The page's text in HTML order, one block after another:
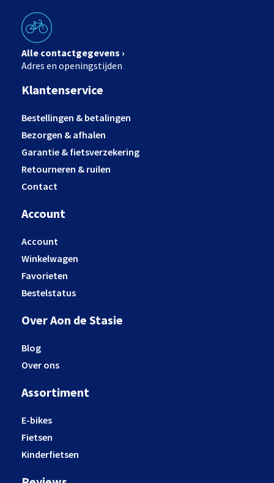
Alle contactgegevens ›
Adres en openingstijden
Klantenservice
Bestellingen & betalingen
Bezorgen & afhalen
Garantie & fietsverzekering
Retourneren & ruilen
Contact
Account
Account
Winkelwagen
Favorieten
Bestelstatus
Over Aon de Stasie
Blog
Over ons
Assortiment
E-bikes
Fietsen
Kinderfietsen